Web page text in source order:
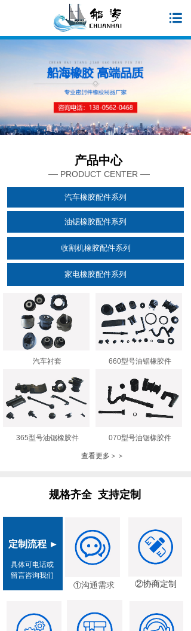
汽车衬套 660型号油锯橡胶件
365型号油锯橡胶件 070型号油锯橡胶件
收割机橡胶配件系列
汽车橡胶配件系列
产品中心
查看更多＞＞
— PRODUCT CENTER —
油锯橡胶配件系列
家电橡胶配件系列
②协商定制
定制流程 ►
具体可电话或
留言咨询我们
①沟通需求
规格齐全 支持定制
①